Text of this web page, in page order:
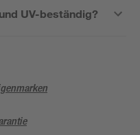
UV-beständig?